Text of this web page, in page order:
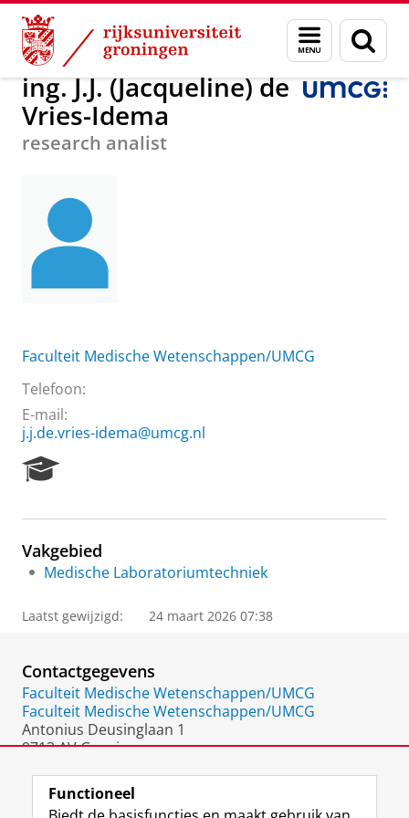
Skip
Content
Skip
Navigation
Menu
en
zoeken
Over ons ing. J.J. (Jacqueline) de Vries-Idema
ing. J.J. (Jacqueline) de
Vries-Idema
research analist
Faculteit Medische Wetenschappen/UMCG
Telefoon:
E-mail:
j.j.de.vries-idema@umcg.nl
e
r
c
P
o
t
l
Vakgebied
Medische Laboratoriumtechniek
Laatst gewijzigd: 24 maart 2026 07:38
Contactgegevens
Faculteit Medische Wetenschappen/UMCG
Faculteit Medische Wetenschappen/UMCG
Antonius Deusinglaan 1
9713 AV Groningen
Functioneel